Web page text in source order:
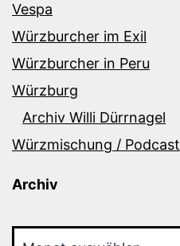
Vespa
Würzburcher im Exil
Würzburcher in Peru
Würzburg
Archiv Willi Dürrnagel
Würzmischung / Podcast
Archiv